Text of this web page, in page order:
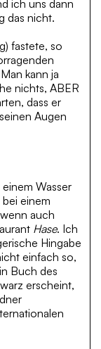
ich uns dann
das nicht.
fastete, so
kann ja
nichts, ABER
dass er
Augen
Wasser
einem
auch
Hase. Ich
Hingabe
einfach so,
Buch des
erscheint,